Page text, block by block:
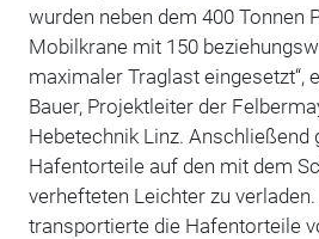
wurden neben dem 400 Tonnen
Mobilkrane mit 150
maximaler Traglast eingesetzt“,
Bauer, Projektleiter der
Hebetechnik Linz. Anschließend
Hafentorteile auf den mit dem
verhefteten Leichter zu verladen.
transportierte die Hafentorteile